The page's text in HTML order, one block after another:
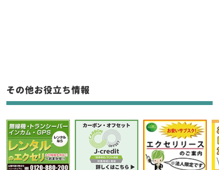
フリーワード入力(製品名等)
選択条件をリセット
その他お役立ち情報